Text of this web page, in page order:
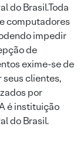
do Brasil.Toda
computadores
impedir
de
exime-se de
clientes,
por
é instituição
do Brasil.